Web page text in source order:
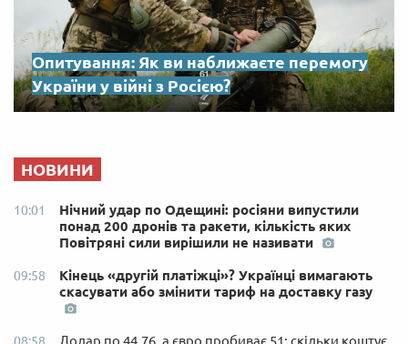
Опитування: Як ви наближаєте перемогу
України у війні з Росією?
НОВИНИ
10:01
Нічний удар по Одещині: росіяни випустили
понад 200 дронів та ракети, кількість яких
Повітряні сили вирішили не називати
09:58
Кінець «другій платіжці»? Українці вимагають
скасувати або змінити тариф на доставку газу